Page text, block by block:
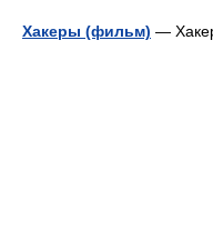
Хакеры (фильм) —